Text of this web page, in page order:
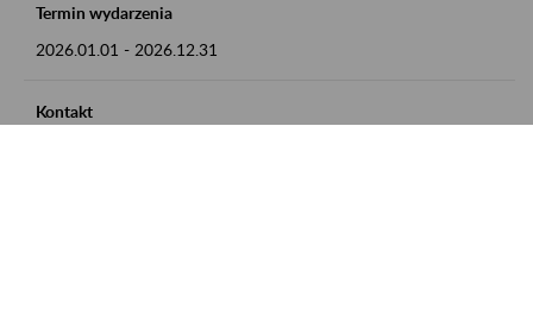
Termin wydarzenia
2026.01.01 - 2026.12.31
Kontakt